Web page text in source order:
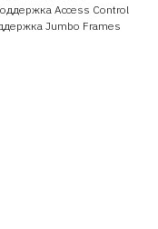
Access Control
Jumbo Frames